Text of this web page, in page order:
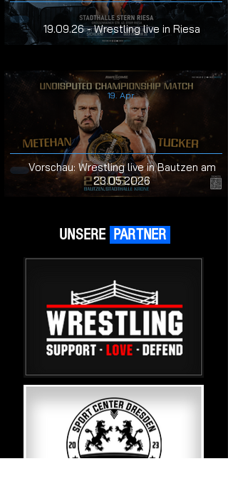
19.09.26 - Wrestling live in Riesa
Vorschau: Wrestling live in Bautzen am
23.05.2026
19. Apr.
UNSERE PARTNER